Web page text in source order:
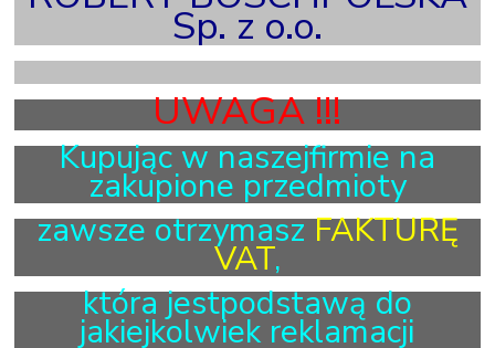
Sp. z o.o.
UWAGA !!!
Kupując w naszejfirmie na
zakupione przedmioty
zawsze otrzymaszFAKTURĘ
VAT,
która jestpodstawą do
jakiejkolwiek reklamacji